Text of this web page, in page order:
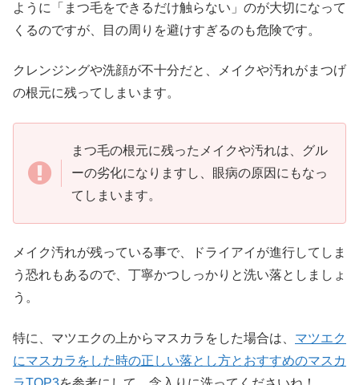
ように「まつ毛をできるだけ触らない」のが大切になって
くるのですが、目の周りを避けすぎるのも危険です。
クレンジングや洗顔が不十分だと、メイクや汚れがまつげ
の根元に残ってしまいます。
まつ毛の根元に残ったメイクや汚れは、グル
ーの劣化になりますし、眼病の原因にもなっ
てしまいます。
メイク汚れが残っている事で、ドライアイが進行してしま
う恐れもあるので、丁寧かつしっかりと洗い落としましょ
う。
特に、マツエクの上からマスカラをした場合は、 マツエク
にマスカラをした時の正しい落とし方とおすすめのマスカ